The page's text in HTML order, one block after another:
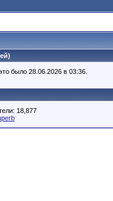
было 28.06.2026 в 03:36.
18,877